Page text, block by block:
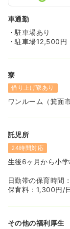
車通勤
・駐車場あり
・駐車場12,500円
寮
借り上げ寮あり
ワンルーム（箕面
託児所
24時間対応
生後6ヶ月から小学
日勤帯の保育時間
保育料：1,300円/
その他の福利厚生